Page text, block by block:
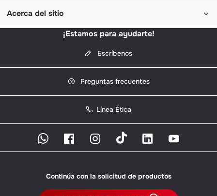
Acerca del sitio
¡Estamos para ayudarte!
Escríbenos
Preguntas frecuentes
Línea Ética
Continúa con la solicitud de productos